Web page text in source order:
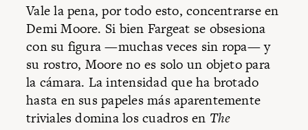
Vale la pena, por todo esto, concentrarse en
Demi Moore. Si bien Fargeat se obsesiona
con su figura —muchas veces sin ropa— y
su rostro, Moore no es solo un objeto para
la cámara. La intensidad que ha brotado
hasta en sus papeles más aparentemente
triviales domina los cuadros en The